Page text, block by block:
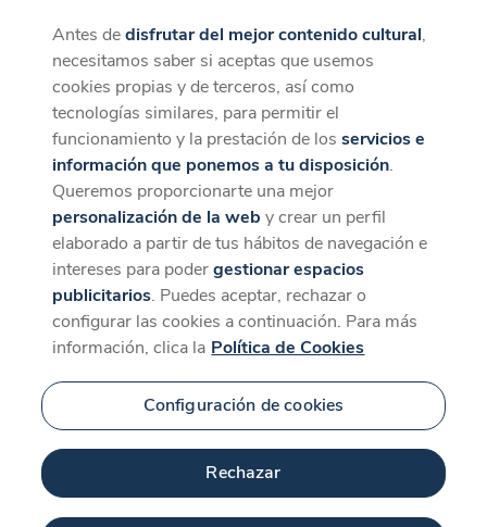
CaixaForum+
La mejor experiencia desde la App
Descargar
Antes dedisfrutar del mejor contenido cultural,
necesitamos saber si aceptas que usemos
cookies propias y de terceros, así como
tecnologías similares, para permitir el
funcionamiento y la prestación de losservicios e
información que ponemos a tu disposición.
Queremos proporcionarte una mejor
personalización de la web y crear un perfil
elaborado a partir de tus hábitos de navegación e
intereses para podergestionar espacios
publicitarios. Puedes aceptar, rechazar o
configurar las cookies a continuación. Para más
información, clica la Política de Cookies
Configuración de cookies
Rechazar